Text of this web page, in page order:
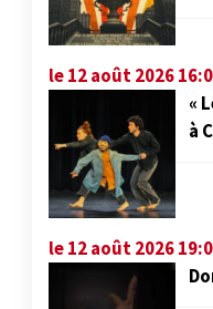
le 12 août 2026
«
à
le 12 août 2026